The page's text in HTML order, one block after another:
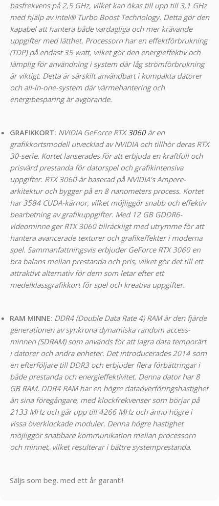
basfrekvens på 2,5 GHz, vilket kan ökas till upp till 3,1 GHz
med hjälp av Intel® Turbo Boost Technology. Detta gör den
kapabel att hantera både vardagliga och mer krävande
uppgifter med lätthet. Processorn har en effektförbrukning
(TDP) på endast 35 watt, vilket gör den energieffektiv och
lämplig för användning i system där låg strömförbrukning
är viktigt. Detta är särskilt användbart i kompakta datorer
och all-in-one-system där värmehantering och
energibesparing är avgörande.
GRAFIKKORT: NVIDIA GeForce RTX3060är en
grafikkortsmodell utvecklad av NVIDIA och tillhör deras RTX
30-serie. Kortet lanserades för att erbjuda en kraftfull och
prisvärd prestanda för datorspel och grafikintensiva
uppgifter. RTX 3060 är baserad på NVIDIA’s Ampere-
arkitektur och bygger på en 8 nanometers process. Kortet
har 3584 CUDA-kärnor, vilket möjliggör snabb och effektiv
bearbetning av grafikuppgifter. Med 12 GB GDDR6-
videominne ger RTX 3060 tillräckligt med utrymme för att
hantera avancerade texturer och grafikeffekter i moderna
spel. Sammanfattningsvis erbjuder GeForce RTX 3060 en
bra balans mellan prestanda och pris, vilket gör det till ett
attraktivt alternativ för dem som letar efter ett
medelklassgrafikkort för spel och kreativa uppgifter.
RAM MINNE: DDR4 (Double Data Rate 4) RAM är den fjärde
generationen av synkrona dynamiska random access-
minnen (SDRAM) som används för att lagra data temporärt
i datorer och andra enheter. Det introducerades 2014 som
en efterföljare till DDR3 och erbjuder flera förbättringar i
både prestanda och energieffektivitet. Denna dator har 8
GB RAM. DDR4 RAM har en högre dataöverföringshastighet
än sina föregångare, med klockfrekvenser som börjar på
2133 MHz och går upp till 4266 MHz och ännu högre i
vissa överklockade moduler. Denna högre hastighet
möjliggör snabbare kommunikation mellan processorn
och minnet, vilket resulterar i bättre systemprestanda.
Säljs som beg. med ett år garanti!